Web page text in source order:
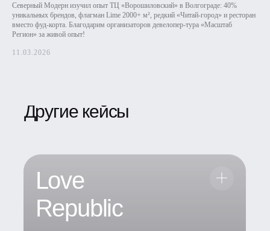
Северный Модерн изучил опыт ТЦ «Ворошиловский» в Волгограде: 40%
уникальных брендов, флагман Lime 2000+ м², редкий «Читай-город» и ресторан
вместо фуд-корта. Благодарим организаторов девелопер-тура «Масштаб
Регион» за живой опыт!
11.03.2026
Другие кейсы
Love
Republic